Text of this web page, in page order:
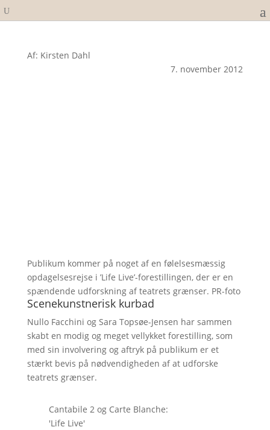
Af: Kirsten Dahl
7. november 2012
Publikum kommer på noget af en følelsesmæssig
opdagelsesrejse i ’Life Live’-forestillingen, der er en
spændende udforskning af teatrets grænser. PR-foto
Scenekunstnerisk kurbad
Nullo Facchini og Sara Topsøe-Jensen har sammen
skabt en modig og meget vellykket forestilling, som
med sin involvering og aftryk på publikum er et
stærkt bevis på nødvendigheden af at udforske
teatrets grænser.
Cantabile 2 og Carte Blanche:
'Life Live'